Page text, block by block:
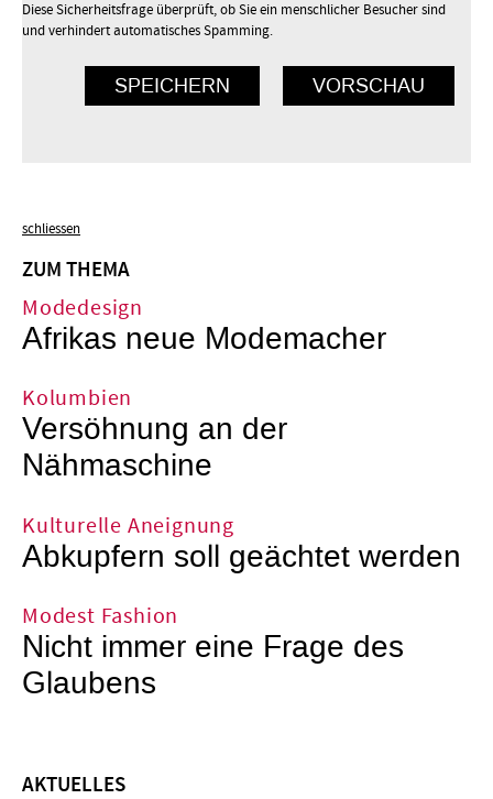
Diese Sicherheitsfrage überprüft, ob Sie ein menschlicher Besucher sind
und verhindert automatisches Spamming.
schliessen
ZUM THEMA
Modedesign
Afrikas neue Modemacher
Kolumbien
Versöhnung an der
Nähmaschine
Kulturelle Aneignung
Abkupfern soll geächtet werden
Modest Fashion
Nicht immer eine Frage des
Glaubens
AKTUELLES